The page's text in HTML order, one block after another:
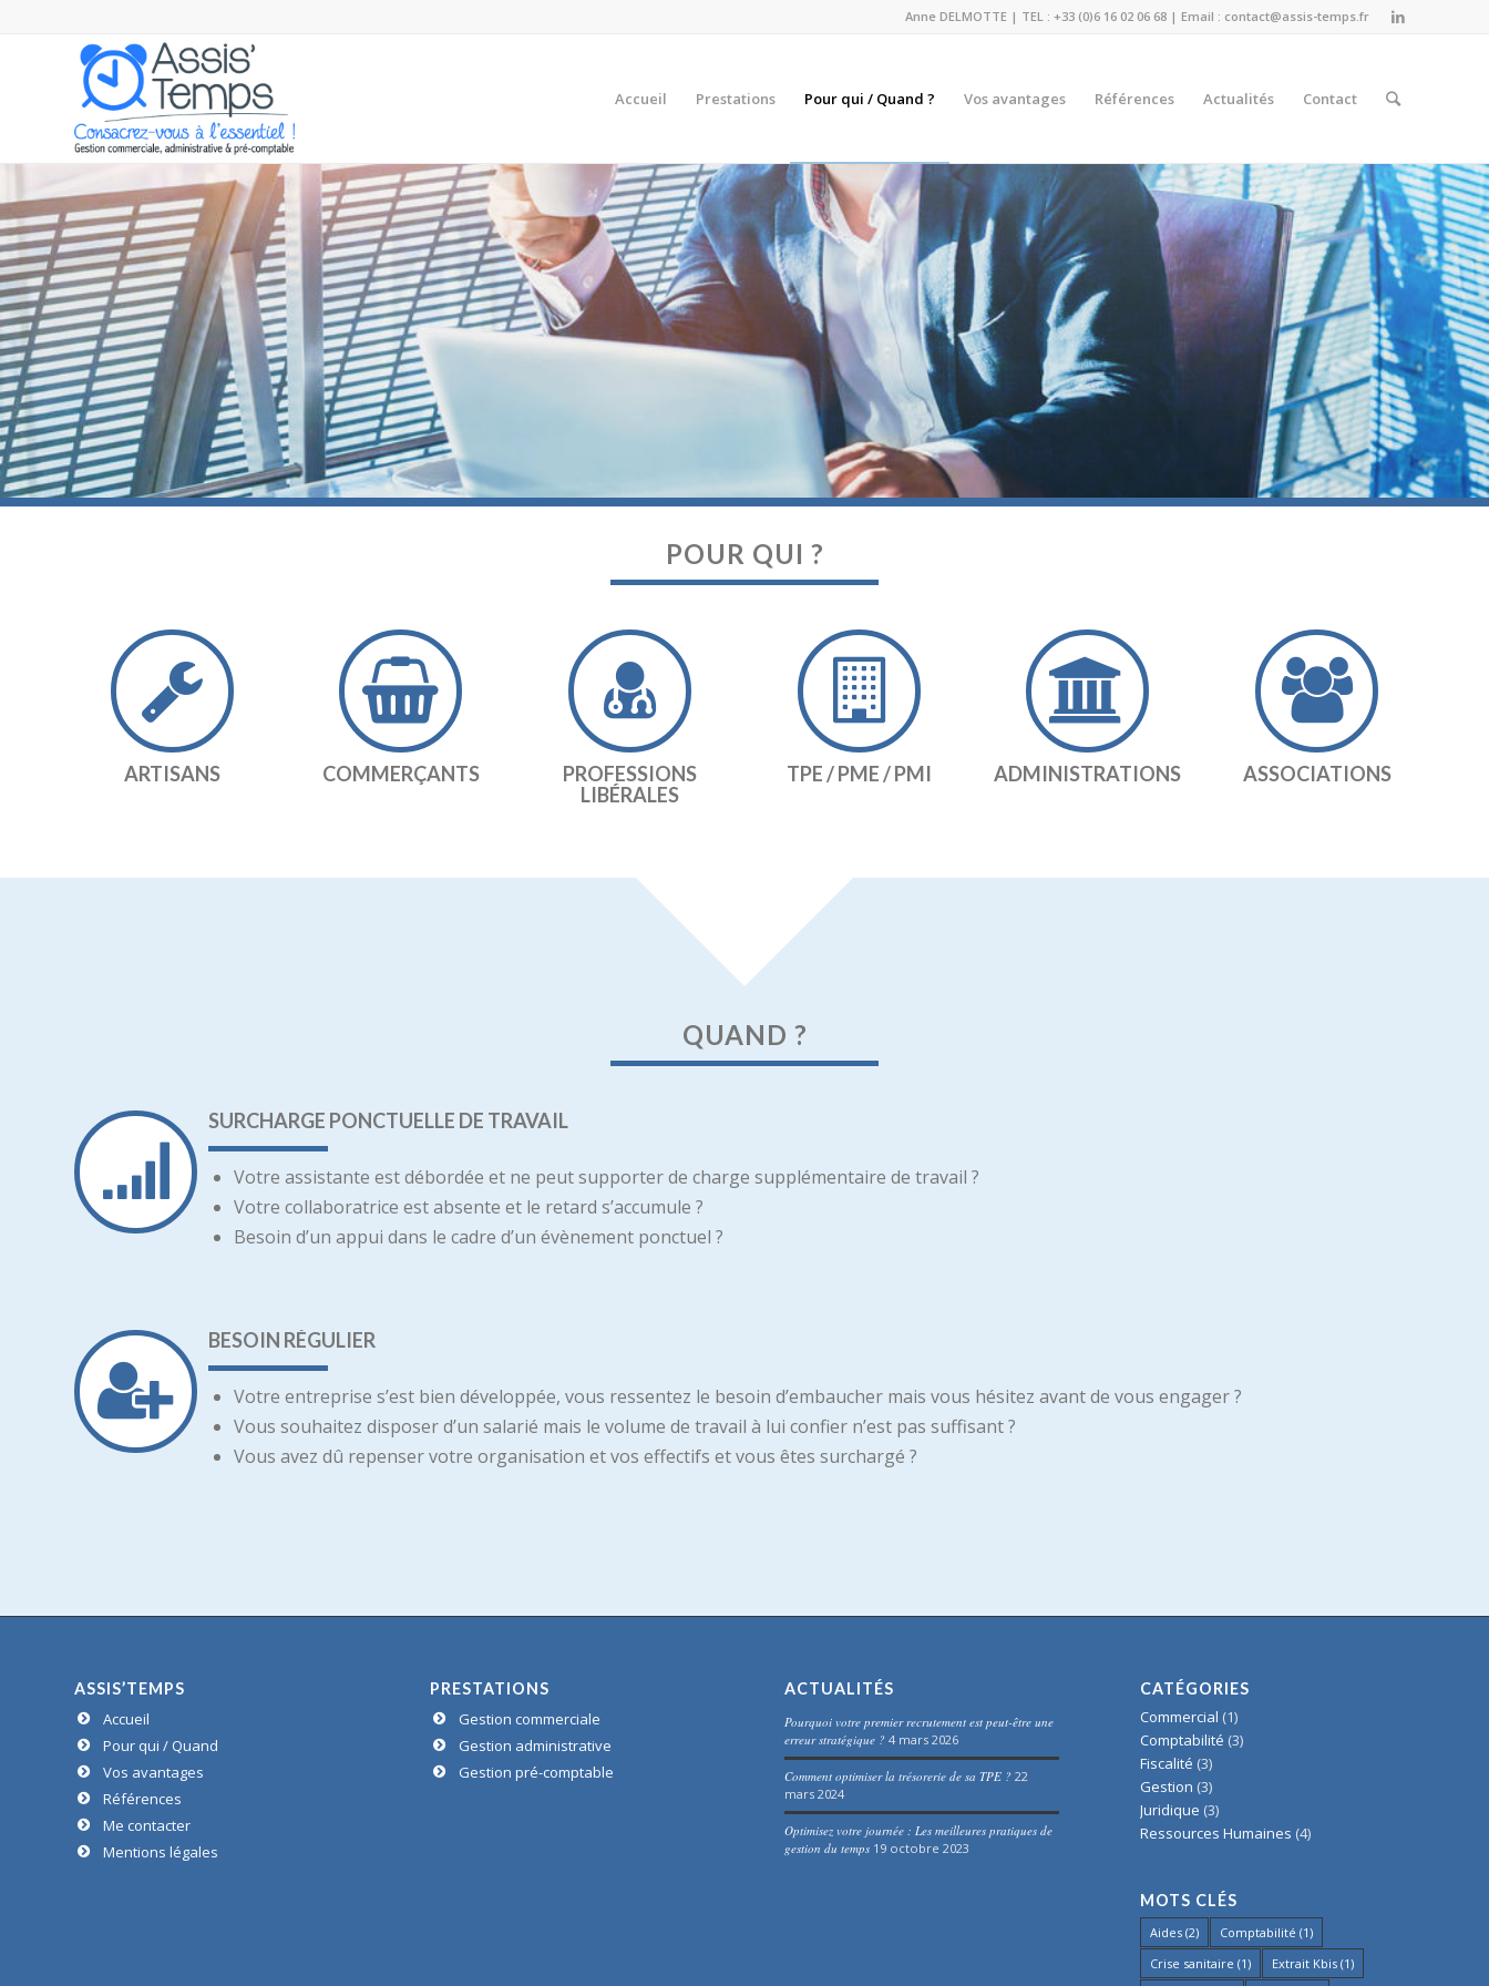
Anne DELMOTTE | TEL : +33 (0)6 16 02 06 68 | Email : contact@assis-temps.fr
Accueil Prestations Pour qui / Quand ? Vos avantages Références Actualités Contact
POUR QUI ?
ARTISANS COMMERÇANTS
PROFESSIONS
LIBÉRALES
TPE / PME / PMI ADMINISTRATIONS ASSOCIATIONS
QUAND ?
SURCHARGE PONCTUELLE DE TRAVAIL
Votre assistante est débordée et ne peut supporter de charge supplémentaire de travail ?
Votre collaboratrice est absente et le retard s’accumule ?
Besoin d’un appui dans le cadre d’un évènement ponctuel ?
BESOIN RÉGULIER
Votre entreprise s’est bien développée, vous ressentez le besoin d’embaucher mais vous hésitez avant de vous engager ?
Vous souhaitez disposer d’un salarié mais le volume de travail à lui confier n’est pas suffisant ?
Vous avez dû repenser votre organisation et vos effectifs et vous êtes surchargé ?
ASSIS’TEMPS
Accueil
Pour qui / Quand
Vos avantages
Références
Me contacter
Mentions légales
PRESTATIONS
Gestion commerciale
Gestion administrative
Gestion pré-comptable
ACTUALITÉS
Pourquoi votre premier recrutement est peut-être une
erreur stratégique ? 4 mars 2026
Comment optimiser la trésorerie de sa TPE ? 22
mars 2024
Optimisez votre journée : Les meilleures pratiques de
gestion du temps 19 octobre 2023
CATÉGORIES
Commercial (1)
Comptabilité (3)
Fiscalité (3)
Gestion (3)
Juridique (3)
Ressources Humaines (4)
MOTS CLÉS
Aides(2) Comptabilité (1)
Crise sanitaire (1) Extrait Kbis(1)